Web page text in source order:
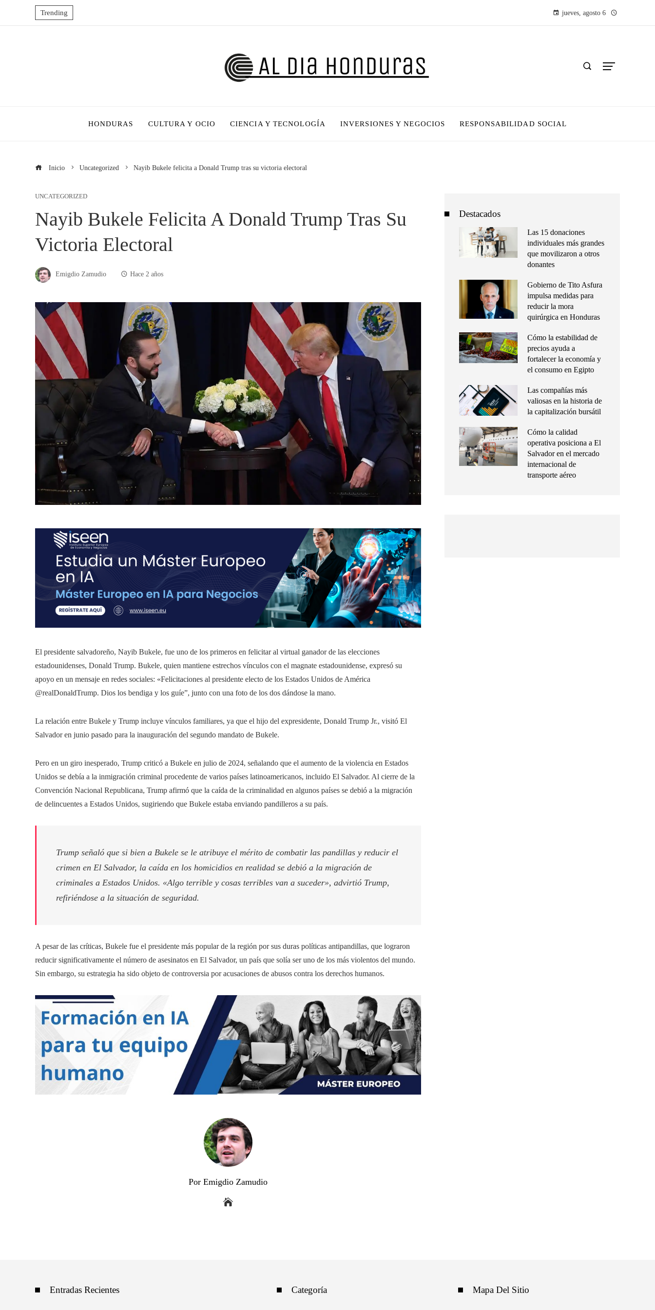
Trending jueves, agosto 6
HONDURAS CULTURA Y OCIO CIENCIA Y TECNOLOGÍA INVERSIONES Y NEGOCIOS RESPONSABILIDAD SOCIAL
Inicio Uncategorized Nayib Bukele felicita a Donald Trump tras su victoria electoral
UNCATEGORIZED
Nayib Bukele Felicita A Donald Trump Tras Su
Victoria Electoral
Emigdio Zamudio Hace 2 años
El presidente salvadoreño, Nayib Bukele, fue uno de los primeros en felicitar al virtual ganador de las elecciones
estadounidenses, Donald Trump. Bukele, quien mantiene estrechos vínculos con el magnate estadounidense, expresó su
apoyo en un mensaje en redes sociales: «Felicitaciones al presidente electo de los Estados Unidos de América
@realDonaldTrump. Dios los bendiga y los guíe”, junto con una foto de los dos dándose la mano.
La relación entre Bukele y Trump incluye vínculos familiares, ya que el hijo del expresidente, Donald Trump Jr., visitó El
Salvador en junio pasado para la inauguración del segundo mandato de Bukele.
Pero en un giro inesperado, Trump criticó a Bukele en julio de 2024, señalando que el aumento de la violencia en Estados
Unidos se debía a la inmigración criminal procedente de varios países latinoamericanos, incluido El Salvador. Al cierre de la
Convención Nacional Republicana, Trump afirmó que la caída de la criminalidad en algunos países se debió a la migración
de delincuentes a Estados Unidos, sugiriendo que Bukele estaba enviando pandilleros a su país.
Trump señaló que si bien a Bukele se le atribuye el mérito de combatir las pandillas y reducir el
crimen en El Salvador, la caída en los homicidios en realidad se debió a la migración de
criminales a Estados Unidos. «Algo terrible y cosas terribles van a suceder», advirtió Trump,
refiriéndose a la situación de seguridad.
A pesar de las críticas, Bukele fue el presidente más popular de la región por sus duras políticas antipandillas, que lograron
reducir significativamente el número de asesinatos en El Salvador, un país que solía ser uno de los más violentos del mundo.
Sin embargo, su estrategia ha sido objeto de controversia por acusaciones de abusos contra los derechos humanos.
Por Emigdio Zamudio
Destacados
Las 15 donaciones
individuales más grandes
que movilizaron a otros
donantes
Gobierno de Tito Asfura
impulsa medidas para
reducir la mora
quirúrgica en Honduras
Cómo la estabilidad de
precios ayuda a
fortalecer la economía y
el consumo en Egipto
Las compañías más
valiosas en la historia de
la capitalización bursátil
Cómo la calidad
operativa posiciona a El
Salvador en el mercado
internacional de
transporte aéreo
Entradas Recientes Categoría Mapa Del Sitio